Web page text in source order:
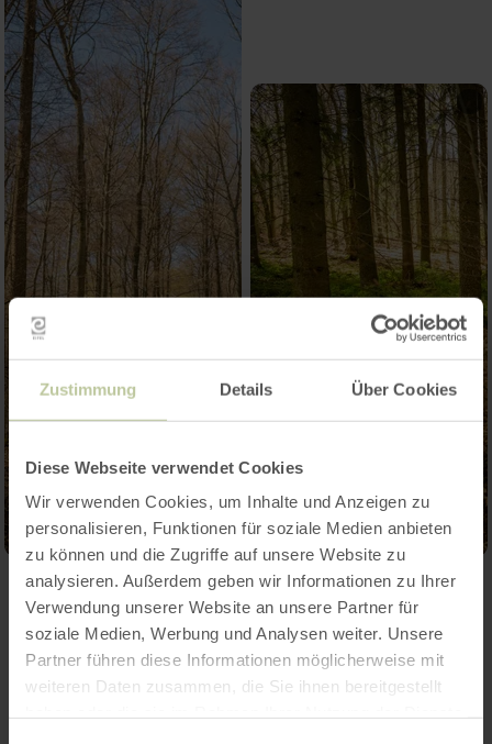
Zustimmung Details Über Cookies
Diese Webseite verwendet Cookies
Wir verwenden Cookies, um Inhalte und Anzeigen zu
personalisieren, Funktionen für soziale Medien anbieten
zu können und die Zugriffe auf unsere Website zu
analysieren. Außerdem geben wir Informationen zu Ihrer
Verwendung unserer Website an unsere Partner für
soziale Medien, Werbung und Analysen weiter. Unsere
Partner führen diese Informationen möglicherweise mit
weiteren Daten zusammen, die Sie ihnen bereitgestellt